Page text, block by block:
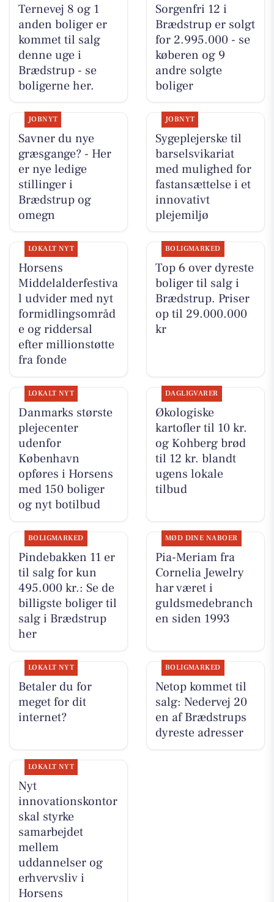
Ternevej 8 og 1
anden boliger er
kommet til salg
denne uge i
Brædstrup - se
boligerne her.
Sorgenfri 12 i
Brædstrup er solgt
for 2.995.000 - se
køberen og 9
andre solgte
boliger
JOBNYT
Savner du nye
græsgange? - Her
er nye ledige
stillinger i
Brædstrup og
omegn
JOBNYT
Sygeplejerske til
barselsvikariat
med mulighed for
fastansættelse i et
innovativt
plejemiljø
LOKALT NYT
Horsens
Middelalderfestiva
l udvider med nyt
formidlingsområd
e og riddersal
efter millionstøtte
fra fonde
BOLIGMARKED
Top 6 over dyreste
boliger til salg i
Brædstrup. Priser
op til 29.000.000
kr
LOKALT NYT
Danmarks største
plejecenter
udenfor
København
opføres i Horsens
med 150 boliger
og nyt botilbud
DAGLIGVARER
Økologiske
kartofler til 10 kr.
og Kohberg brød
til 12 kr. blandt
ugens lokale
tilbud
BOLIGMARKED
Pindebakken 11 er
til salg for kun
495.000 kr.: Se de
billigste boliger til
salg i Brædstrup
her
MØD DINE NABOER
Pia-Meriam fra
Cornelia Jewelry
har været i
guldsmedebranch
en siden 1993
LOKALT NYT
Betaler du for
meget for dit
internet?
BOLIGMARKED
Netop kommet til
salg: Nedervej 20
en af Brædstrups
dyreste adresser
LOKALT NYT
Nyt
innovationskontor
skal styrke
samarbejdet
mellem
uddannelser og
erhvervsliv i
Horsens